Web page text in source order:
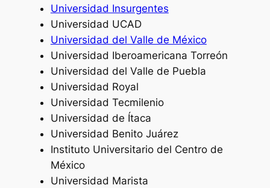
Universidad Insurgentes
Universidad UCAD
Universidad del Valle de México
Universidad Iberoamericana Torreón
Universidad del Valle de Puebla
Universidad Royal
Universidad Tecmilenio
Universidad de Ítaca
Universidad Benito Juárez
Instituto Universitario del Centro de
México
Universidad Marista